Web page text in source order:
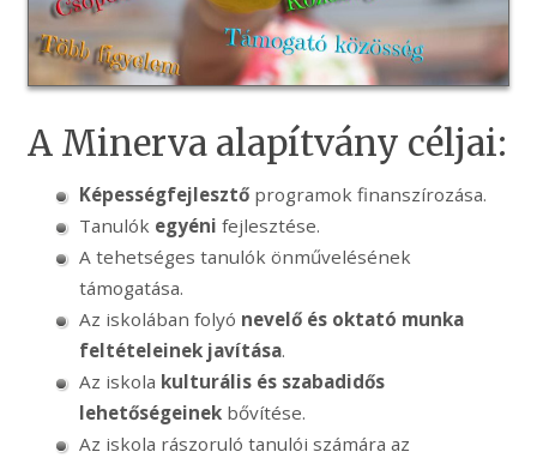
A Minerva alapítvány céljai:
Képességfejlesztőprogramok finanszírozása.
Tanulók egyéni fejlesztése.
A tehetséges tanulók önművelésének
támogatása.
Az iskolában folyó nevelő és oktató munka
feltételeinek javítása.
Az iskola kulturális és szabadidős
lehetőségeinekbővítése.
Az iskola rászoruló tanulói számára az